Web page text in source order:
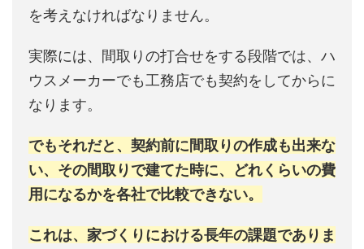
を考えなければなりません。
実際には、間取りの打合せをする段階では、ハ
ウスメーカーでも工務店でも契約をしてからに
なります。
でもそれだと、契約前に間取りの作成も出来な
い、その間取りで建てた時に、どれくらいの費
用になるかを各社で比較できない。
これは、家づくりにおける長年の課題でありま